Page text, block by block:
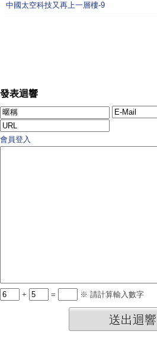
中國太空科技又再上一層樓-9
發表迴響
會員登入
+ = ※ 請計算輸入數字
送出迴響